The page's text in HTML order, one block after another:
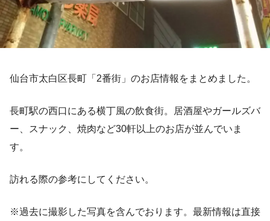
仙台市太白区長町「2番街」のお店情報をまとめました。
長町駅の西口にある横丁風の飲食街。居酒屋やガールズバ
ー、スナック、焼肉など30軒以上のお店が並んでいま
す。
訪れる際の参考にしてください。
※過去に撮影した写真を含んでおります。最新情報は直接